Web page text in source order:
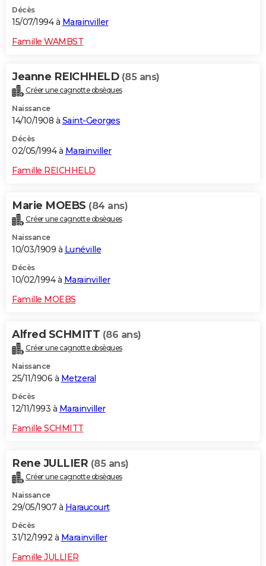
Décès
15/07/1994 à Marainviller
Famille WAMBST
Jeanne REICHHELD (85 ans)
Créer une cagnotte obsèques
Naissance
14/10/1908 à Saint-Georges
Décès
02/05/1994 à Marainviller
Famille REICHHELD
Marie MOEBS (84 ans)
Créer une cagnotte obsèques
Naissance
10/03/1909 à Lunéville
Décès
10/02/1994 à Marainviller
Famille MOEBS
Alfred SCHMITT (86 ans)
Créer une cagnotte obsèques
Naissance
25/11/1906 à Metzeral
Décès
12/11/1993 à Marainviller
Famille SCHMITT
Rene JULLIER (85 ans)
Créer une cagnotte obsèques
Naissance
29/05/1907 à Haraucourt
Décès
31/12/1992 à Marainviller
Famille JULLIER